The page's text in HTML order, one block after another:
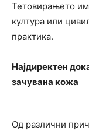
Тетовирањето
култура или
практика.
Најдиректен
зачувана кожа
Од различни